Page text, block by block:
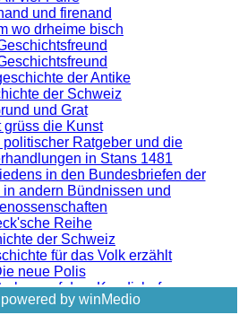
und firenand
wo drheime bisch
der Antike
der Schweiz
und Grat
grüss die Kunst
Ratgeber und die
in Stans 1481
in den Bundesbriefen der
andern Bündnissen und
Reihe
der Schweiz
für das Volk erzählt
neue Polis
auf dem Kandishof
ländliche Schweiz?
by winMedio